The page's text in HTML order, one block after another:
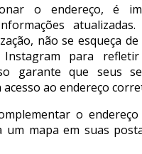
o endereço, é
atualizadas.
não se esqueça
para
garante que seus
ao endereço
o
mapa em suas